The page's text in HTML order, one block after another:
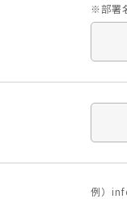
※部署
例）